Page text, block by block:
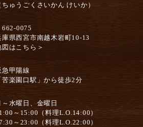
ちゅうごくさいかん けいか）
662-0075
庫県西宮市南越木岩町10-13
図はこちら＞
急甲陽線
苦楽園口駅」から徒歩2分
～水曜日、金曜日
～15:00（料理L.O.14:00）
～23:00（料理L.O.22:00）